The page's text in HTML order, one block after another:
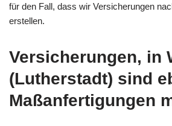
für den Fall, dass wir Versicherungen
erstellen.
Versicherungen, in
(Lutherstadt) sind
Maßanfertigungen